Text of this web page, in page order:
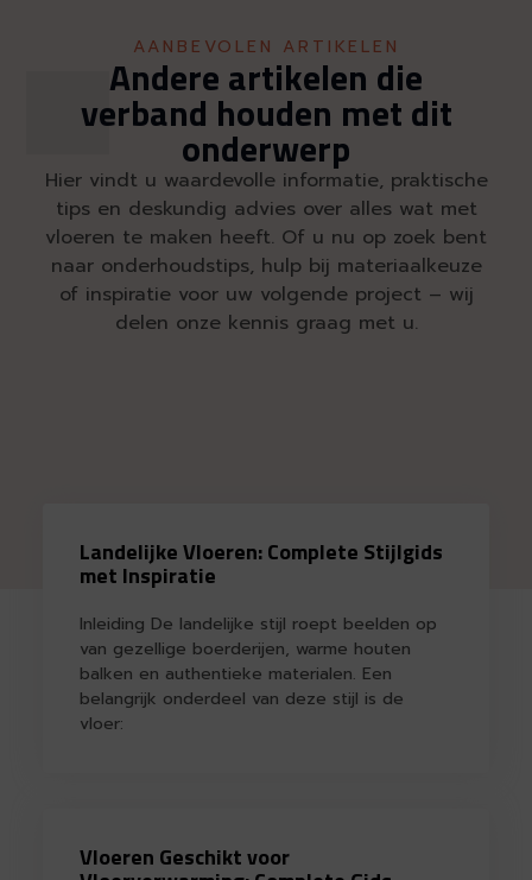
AANBEVOLEN ARTIKELEN
Andere artikelen die
verband houden met dit
onderwerp
Hier vindt u waardevolle informatie, praktische
tips en deskundig advies over alles wat met
vloeren te maken heeft. Of u nu op zoek bent
naar onderhoudstips, hulp bij materiaalkeuze
of inspiratie voor uw volgende project – wij
delen onze kennis graag met u.
Landelijke Vloeren: Complete Stijlgids
met Inspiratie
Inleiding De landelijke stijl roept beelden op
van gezellige boerderijen, warme houten
balken en authentieke materialen. Een
belangrijk onderdeel van deze stijl is de
vloer:
Vloeren Geschikt voor